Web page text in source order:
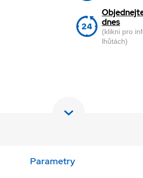
dnes
(klikni pro
lhůtách)
Parametry